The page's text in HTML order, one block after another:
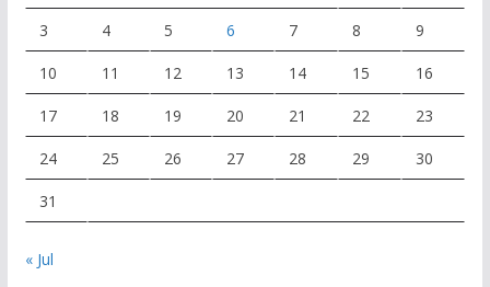
3 4 5 6 7 8 9
10 11 12 13 14 15 16
17 18 19 20 21 22 23
24 25 26 27 28 29 30
31
« Jul